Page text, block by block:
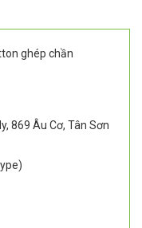
ghép chần
869 Âu Cơ, Tân Sơn